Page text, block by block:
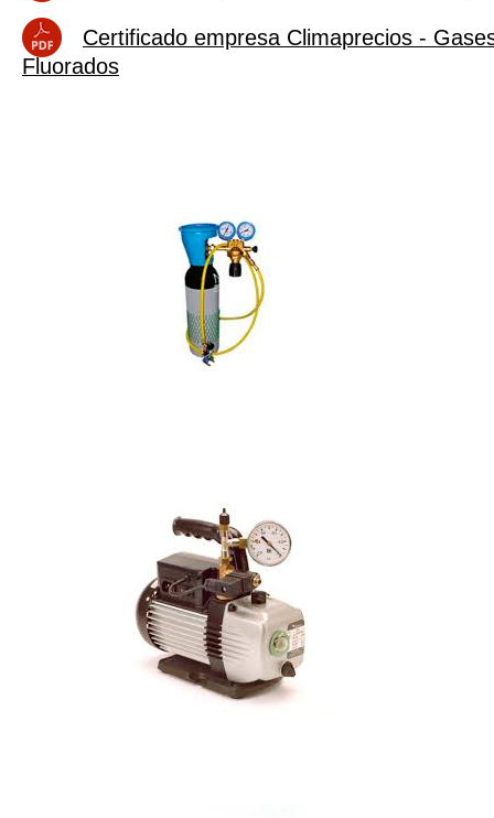
Certificado empresa Climaprecios -
Fluorados